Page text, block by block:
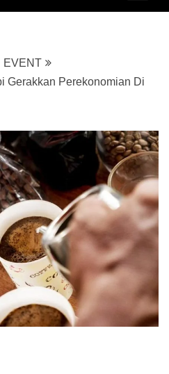
EVENT
Gerakkan Perekonomian Di